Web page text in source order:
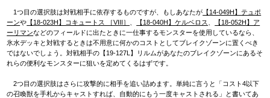
1つ目の選択肢は対戦相手に依存するものですが、もしあなたが 【14-049H】テュポ
ーンや 【18-023H】コキュートス ［VIII］ 【18-040H】ケルベロス
【18-052H】ア
ーリマンなどのフィールドに出たときに一仕事するモンスターを使用しているなら、
氷水デッキと対戦するときは不用意に何かのコストとしてブレイクゾーンに置くべき
ではないでしょう。対戦相手の【19-127L】リルムがあなたのブレイクゾーンにあるそ
れらの便利なモンスターに狙いを定めてくるはずです。
2つ目の選択肢はさらに攻撃的に相手を追い詰めます。単純に言うと「コスト4以下
の召喚獣を手札からキャストすれば、自動的にもう一度キャストされる」と書いてあ